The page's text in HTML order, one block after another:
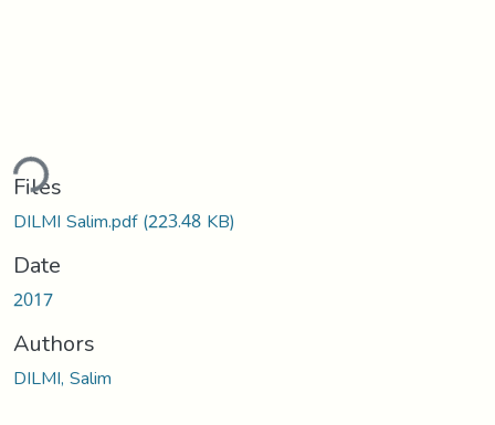
Files
DILMI Salim.pdf(223.48 KB)
Date
2017
Authors
DILMI, Salim